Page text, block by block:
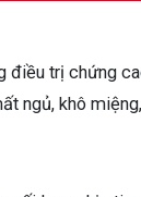
trị chứng
ngủ, khô